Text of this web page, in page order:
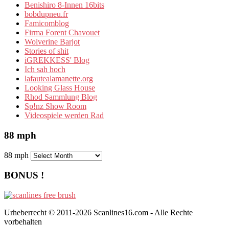
Benishiro 8-Innen 16bits
bobdupneu.fr
Famicomblog
Firma Forent Chavouet
Wolverine Barjot
Stories of shit
iGREKKESS' Blog
Ich sah hoch
lafautealamanette.org
Looking Glass House
Rhod Sammlung Blog
Sp!nz Show Room
Videospiele werden Rad
88 mph
88 mph
BONUS !
Urheberrecht © 2011-2026 Scanlines16.com - Alle Rechte
vorbehalten